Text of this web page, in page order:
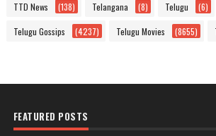
TTD News (138) Telangana (8) Telugu (6)
Telugu Gossips (4237) Telugu Movies (8655)
FEATURED POSTS